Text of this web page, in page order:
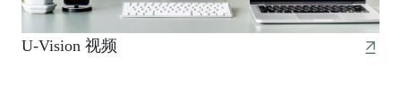
U-Vision 视频